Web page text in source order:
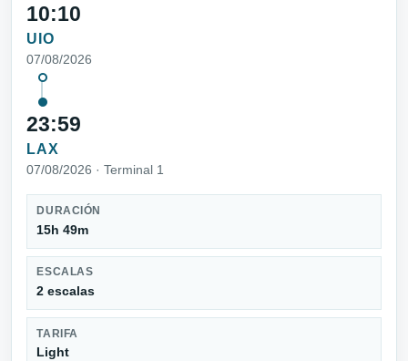
10:10
UIO
07/08/2026
23:59
LAX
07/08/2026 · Terminal 1
DURACIÓN
15h 49m
ESCALAS
2 escalas
TARIFA
Light